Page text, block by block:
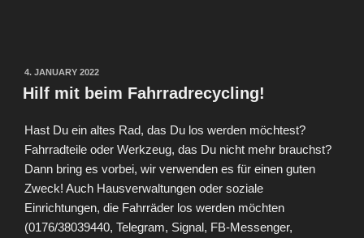
POSTED
ON
4. JANUARY 2022
Hilf mit beim Fahrradrecycling!
Hast Du ein altes Rad, das Du los werden möchtest?
Fahrradteile oder Werkzeug, das Du nicht mehr brauchst?
Dann bring es vorbei, wir verwenden es für einen guten
Zweck! Auch Hausverwaltungen oder soziale
Einrichtungen, die Fahrräder los werden möchten
(0176/38039440, Telegram, Signal, FB-Messenger,